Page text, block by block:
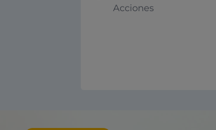
Acciones